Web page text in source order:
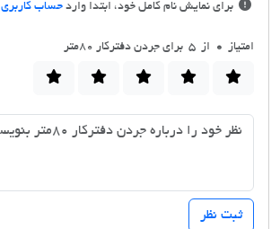
برای نمایش نام کامل خود، ابتدا وارد حساب کاربری
امتیاز 0 از 5 برای جردن دفترکار 80متر